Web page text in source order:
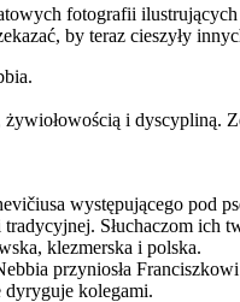
fotografii
by teraz cieszyły
i
występującego pod
Słuchaczom ich
klezmerska i polska.
przyniosła
dyryguje kolegami.